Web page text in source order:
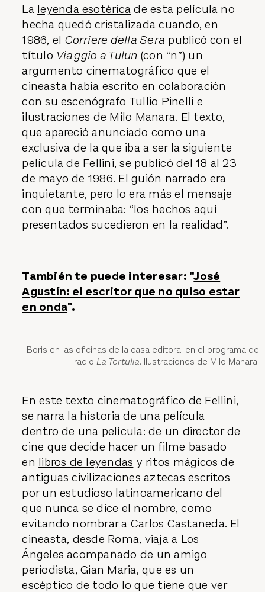
La leyenda esotéricade esta película no
hecha quedó cristalizada cuando, en
1986, el Corriere della Sera publicó con el
título Viaggio a Tulun (con “n”) un
argumento cinematográfico que el
cineasta había escrito en colaboración
con su escenógrafo Tullio Pinelli e
ilustraciones de Milo Manara. El texto,
que apareció anunciado como una
exclusiva de la que iba a ser la siguiente
película de Fellini, se publicó del 18 al 23
de mayo de 1986. El guión narrado era
inquietante, pero lo era más el mensaje
con que terminaba: “los hechos aquí
presentados sucedieron en la realidad”.
También te puede interesar: "José
Agustín: el escritor que no quiso estar
en onda".
Boris en las oficinas de la casa editora: en el programa de
radio La Tertulia. Ilustraciones de Milo Manara.
En este texto cinematográfico de Fellini,
se narra la historia de una película
dentro de una película: de un director de
cine que decide hacer un filme basado
en libros de leyendas y ritos mágicos de
antiguas civilizaciones aztecas escritos
por un estudioso latinoamericano del
que nunca se dice el nombre, como
evitando nombrar a Carlos Castaneda. El
cineasta, desde Roma, viaja a Los
Ángeles acompañado de un amigo
periodista, Gian Maria, que es un
escéptico de todo lo que tiene que ver